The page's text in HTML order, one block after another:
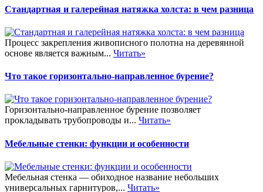
Стандартная и галерейная натяжка холста: в чем разница
Процесс закрепления живописного полотна на деревянной
основе является важным... Читать»
Что такое горизонтально-направленное бурение?
Горизонтально-направленное бурение позволяет
прокладывать трубопроводы и... Читать»
Мебельные стенки: функции и особенности
Мебельная стенка — обиходное название небольших
универсальных гарнитуров,... Читать»